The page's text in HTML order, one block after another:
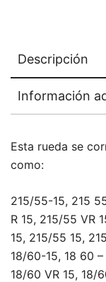
Descripción
Información
Esta rueda se
como:
215/55-15, 215
R 15, 215/55 VR
15, 215/55 15,
18/60-15, 18 60
18/60 VR 15, 18/